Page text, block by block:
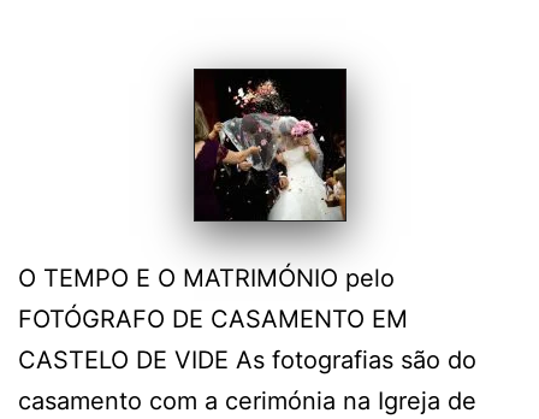
O TEMPO E O MATRIMÓNIO pelo
FOTÓGRAFO DE CASAMENTO EM
CASTELO DE VIDE As fotografias são do
casamento com a cerimónia na Igreja de